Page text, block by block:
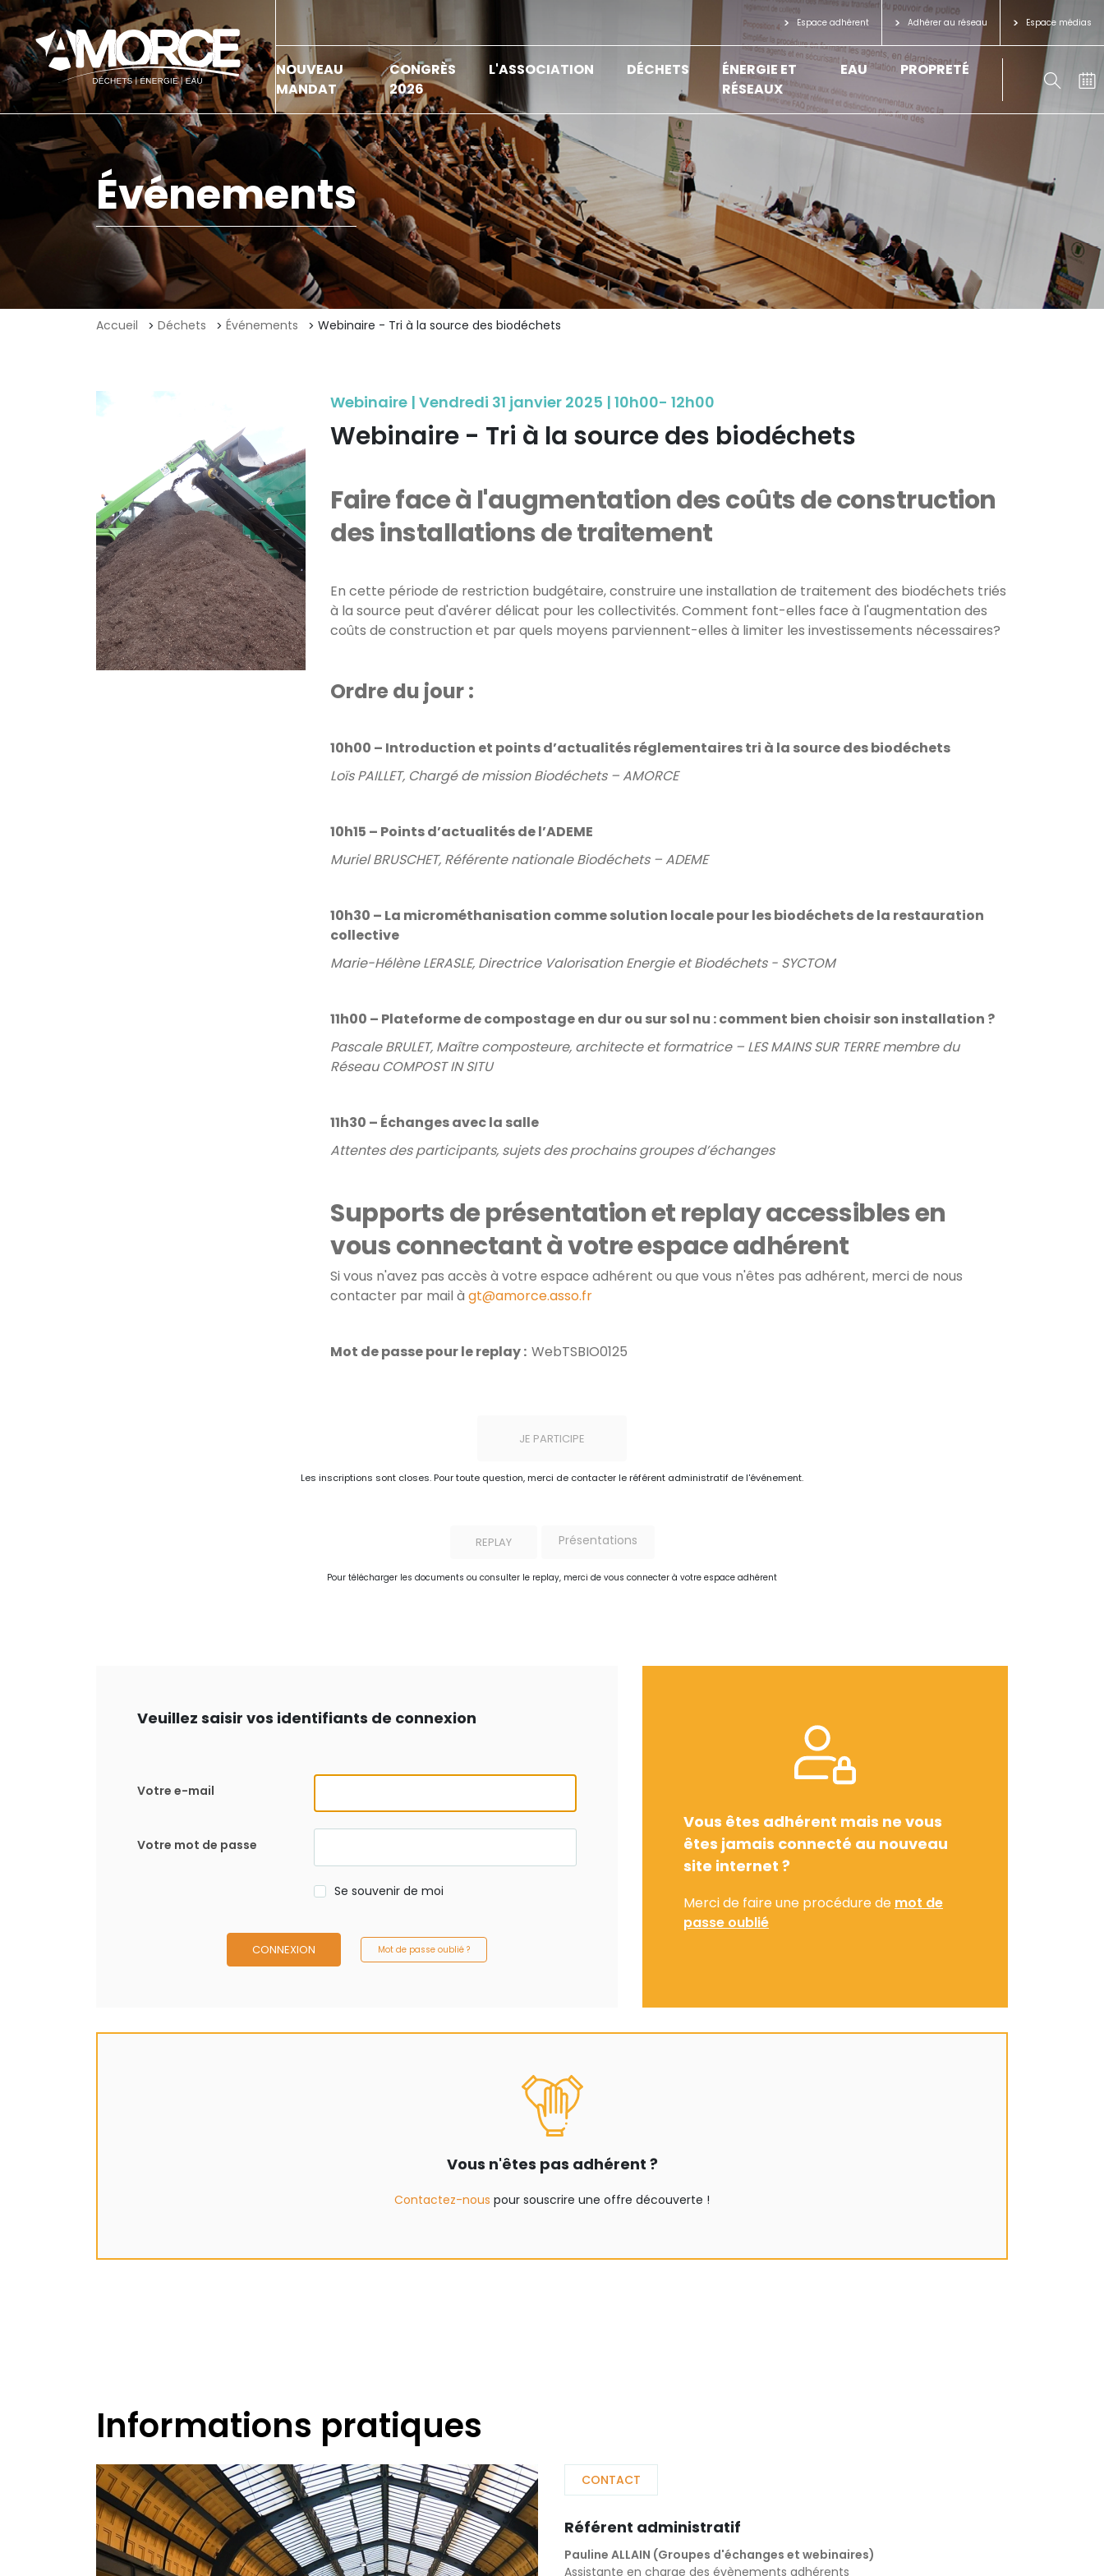
Espace adhérent Adhérer au réseau Espace médias
NOUVEAU
MANDAT
CONGRÈS
2026
L'ASSOCIATION DÉCHETS
ÉNERGIE ET
RÉSEAUX
EAU PROPRETÉ
Événements
Accueil Déchets Événements Webinaire - Tri à la source des biodéchets
Webinaire | Vendredi 31 janvier 2025 | 10h00- 12h00
Webinaire - Tri à la source des biodéchets
Faire face à l'augmentation des coûts de construction
des installations de traitement
En cette période de restriction budgétaire, construire une installation de traitement des biodéchets triés
à la source peut d'avérer délicat pour les collectivités. Comment font-elles face à l'augmentation des
coûts de construction et par quels moyens parviennent-elles à limiter les investissements nécessaires?
Ordre du jour :
10h00 – Introduction et points d’actualités réglementaires tri à la source des biodéchets
Loïs PAILLET, Chargé de mission Biodéchets – AMORCE
10h15 – Points d’actualités de l’ADEME
Muriel BRUSCHET, Référente nationale Biodéchets – ADEME
10h30 – La microméthanisation comme solution locale pour les biodéchets de la restauration
collective
Marie-Hélène LERASLE, Directrice Valorisation Energie et Biodéchets - SYCTOM
11h00 – Plateforme de compostage en dur ou sur sol nu : comment bien choisir son installation ?
Pascale BRULET, Maître composteure, architecte et formatrice – LES MAINS SUR TERRE membre du
Réseau COMPOST IN SITU​
11h30 – Échanges avec la salle
Attentes des participants, sujets des prochains groupes d’échanges
Supports de présentation et replay accessibles en
vous connectant à votre espace adhérent
Si vous n'avez pas accès à votre espace adhérent ou que vous n'êtes pas adhérent, merci de nous
contacter par mail à gt@amorce.asso.fr
Mot de passe pour le replay : WebTSBIO0125
JE PARTICIPE
Les inscriptions sont closes. Pour toute question, merci de contacter le référent administratif de l'événement.
REPLAY Présentations
Pour télécharger les documents ou consulter le replay, merci de vous connecter à votre espace adhérent
Veuillez saisir vos identifiants de connexion
Votre e-mail
Votre mot de passe
Se souvenir de moi
CONNEXION Mot de passe oublié ?
Vous êtes adhérent mais ne vous
êtes jamais connecté au nouveau
site internet ?
Merci de faire une procédure de mot de
passe oublié
Vous n'êtes pas adhérent ?
Contactez-nous pour souscrire une offre découverte !
Informations pratiques
CONTACT
Référent administratif
Pauline ALLAIN (Groupes d'échanges et webinaires)
Assistante en charge des évènements adhérents